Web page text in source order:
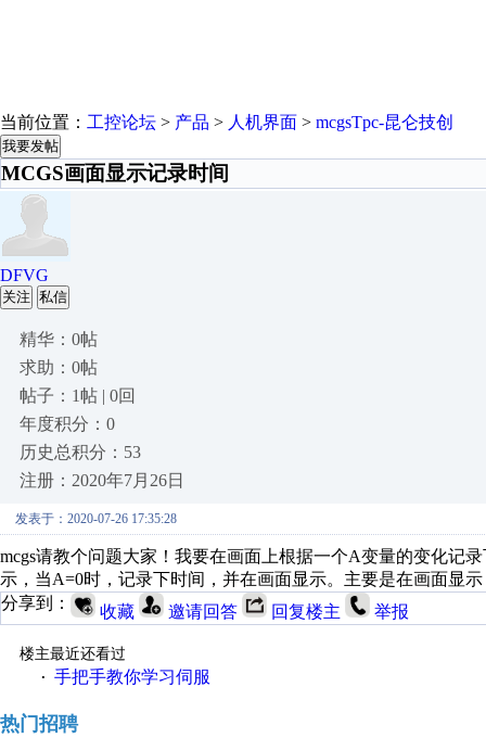
当前位置： 工控论坛 > 产品 > 人机界面 > mcgsTpc-昆仑技创
我要发帖
MCGS画面显示记录时间
DFVG
关注 私信
精华：0帖
求助：0帖
帖子：1帖 | 0回
年度积分：0
历史总积分：53
注册：2020年7月26日
发表于：2020-07-26 17:35:28
mcgs请教个问题大家！我要在画面上根据一个A变量的变化记
示，当A=0时，记录下时间，并在画面显示。主要是在画面显
分享到：
收藏 邀请回答 回复楼主 举报
楼主最近还看过
· 手把手教你学习伺服
热门招聘